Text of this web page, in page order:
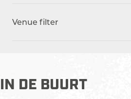
Venue filter
IN DE BUURT